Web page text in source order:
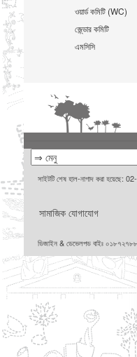
ওয়ার্ড কমিটি (WC)
জে্ন্ডার কমিটি
এমসিসি
সাইটটি শেষ হাল-নাগাদ করা
সামাজিক যোগাযোগ
ডিজাইন & ডেভেলপড বাইঃ